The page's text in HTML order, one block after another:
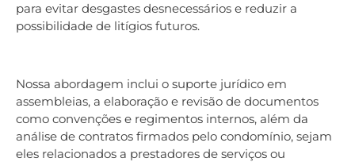
para evitar desgastes desnecessários e reduzir a
possibilidade de litígios futuros.
Nossa abordagem inclui o suporte jurídico em
assembleias, a elaboração e revisão de documentos
como convenções e regimentos internos, além da
análise de contratos firmados pelo condomínio, sejam
eles relacionados a prestadores de serviços ou